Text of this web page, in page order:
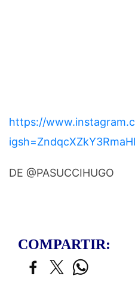
https://
DE @PASUCCIHUGO
COMPARTIR: